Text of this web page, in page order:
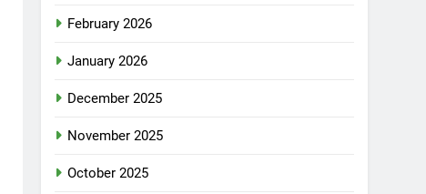
February 2026
January 2026
December 2025
November 2025
October 2025